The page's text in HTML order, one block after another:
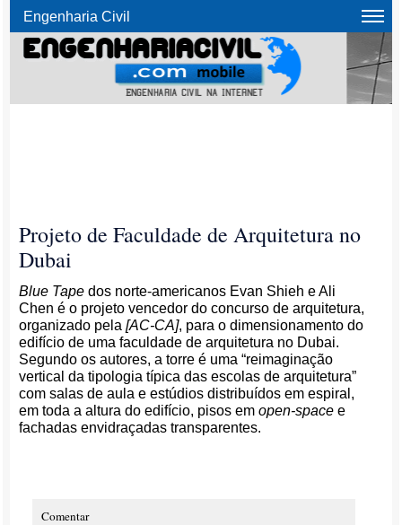
Engenharia Civil
Projeto de Faculdade de Arquitetura no
Dubai
Blue Tape dos norte-americanos Evan Shieh e Ali
Chen é o projeto vencedor do concurso de arquitetura,
organizado pela[AC-CA], para o dimensionamento do
edifício de uma faculdade de arquitetura no Dubai.
Segundo os autores, a torre é uma “reimaginação
vertical da tipologia típica das escolas de arquitetura”
com salas de aula e estúdios distribuídos em espiral,
em toda a altura do edifício, pisos emopen-space e
fachadas envidraçadas transparentes.
Comentar